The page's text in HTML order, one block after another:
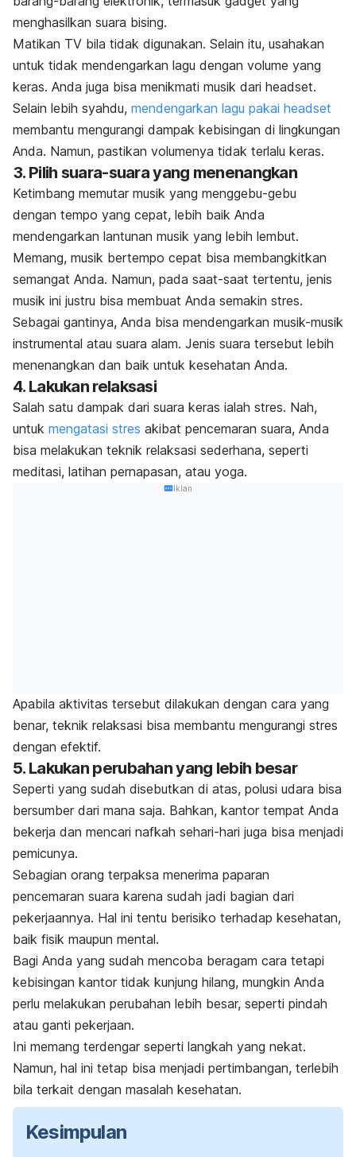
menghasilkan suara bising.
Matikan TV bila tidak digunakan. Selain itu, usahakan
untuk tidak mendengarkan lagu dengan volume yang
keras. Anda juga bisa menikmati musik dari headset.
Selain lebih syahdu, mendengarkan lagu pakai headset
membantu mengurangi dampak kebisingan di lingkungan
Anda. Namun, pastikan volumenya tidak terlalu keras.
3. Pilih suara-suara yang menenangkan
Ketimbang memutar musik yang menggebu-gebu
dengan tempo yang cepat, lebih baik Anda
mendengarkan lantunan musik yang lebih lembut.
Memang, musik bertempo cepat bisa membangkitkan
semangat Anda. Namun, pada saat-saat tertentu, jenis
musik ini justru bisa membuat Anda semakin stres.
Sebagai gantinya, Anda bisa mendengarkan musik-musik
instrumental atau suara alam. Jenis suara tersebut lebih
menenangkan dan baik untuk kesehatan Anda.
4. Lakukan relaksasi
Salah satu dampak dari suara keras ialah stres. Nah,
untuk mengatasi stres akibat pencemaran suara, Anda
bisa melakukan teknik relaksasi sederhana, seperti
meditasi, latihan pernapasan, atau yoga.
Iklan
Apabila aktivitas tersebut dilakukan dengan cara yang
benar, teknik relaksasi bisa membantu mengurangi stres
dengan efektif.
5. Lakukan perubahan yang lebih besar
Seperti yang sudah disebutkan di atas, polusi udara bisa
bersumber dari mana saja. Bahkan, kantor tempat Anda
bekerja dan mencari nafkah sehari-hari juga bisa menjadi
pemicunya.
Sebagian orang terpaksa menerima paparan
pencemaran suara karena sudah jadi bagian dari
pekerjaannya. Hal ini tentu berisiko terhadap kesehatan,
baik fisik maupun mental.
Bagi Anda yang sudah mencoba beragam cara tetapi
kebisingan kantor tidak kunjung hilang, mungkin Anda
perlu melakukan perubahan lebih besar, seperti pindah
atau ganti pekerjaan.
Ini memang terdengar seperti langkah yang nekat.
Namun, hal ini tetap bisa menjadi pertimbangan, terlebih
bila terkait dengan masalah kesehatan.
Kesimpulan